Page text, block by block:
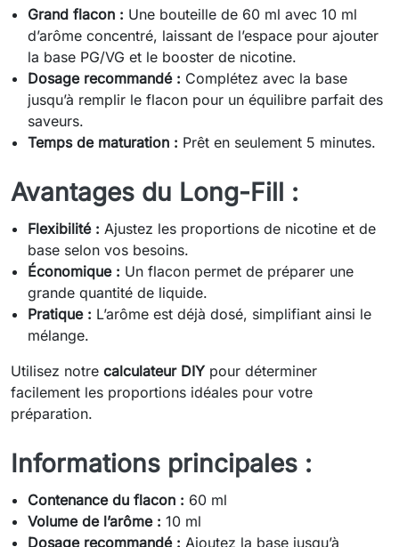
Grand flacon : Une bouteille de 60 ml avec 10 ml
d’arôme concentré, laissant de l’espace pour ajouter
la base PG/VG et le booster de nicotine.
Dosage recommandé : Complétez avec la base
jusqu’à remplir le flacon pour un équilibre parfait des
saveurs.
Temps de maturation : Prêt en seulement 5 minutes.
Avantages du Long-Fill :
Flexibilité : Ajustez les proportions de nicotine et de
base selon vos besoins.
Économique : Un flacon permet de préparer une
grande quantité de liquide.
Pratique : L’arôme est déjà dosé, simplifiant ainsi le
mélange.
Utilisez notre calculateur DIY pour déterminer
facilement les proportions idéales pour votre
préparation.
Informations principales :
Contenance du flacon : 60 ml
Volume de l’arôme : 10 ml
Dosage recommandé : Ajoutez la base jusqu’à